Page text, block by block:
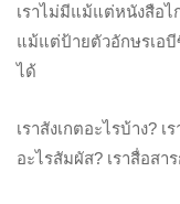
เราไม่มีแม้แต่หนังสือ
แม้แต่ป้ายตัวอักษรเอบี
ได้
เราสังเกตอะไรบ้าง?
อะไรสัมผัส? เราสื่อสา